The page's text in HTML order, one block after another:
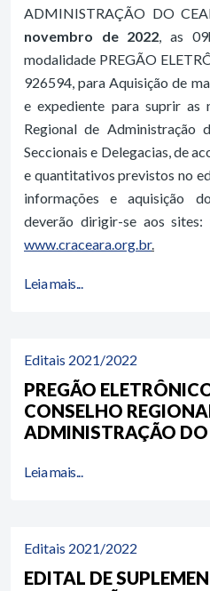
ADMINISTRAÇÃO DO
novembro de 2022, as
modalidade PREGÃO
926594, para Aquisição de
e expediente para suprir as
Regional de Administração
Seccionais e Delegacias, de
e quantitativos previstos no
informações e aquisição
deverão dirigir-se aos sites:
www.craceara.org.br.
Leia mais...
Editais 2021/2022
PREGÃO
CONSELHO
ADMINISTRAÇÃO DO
Leia mais...
Editais 2021/2022
EDITAL DE